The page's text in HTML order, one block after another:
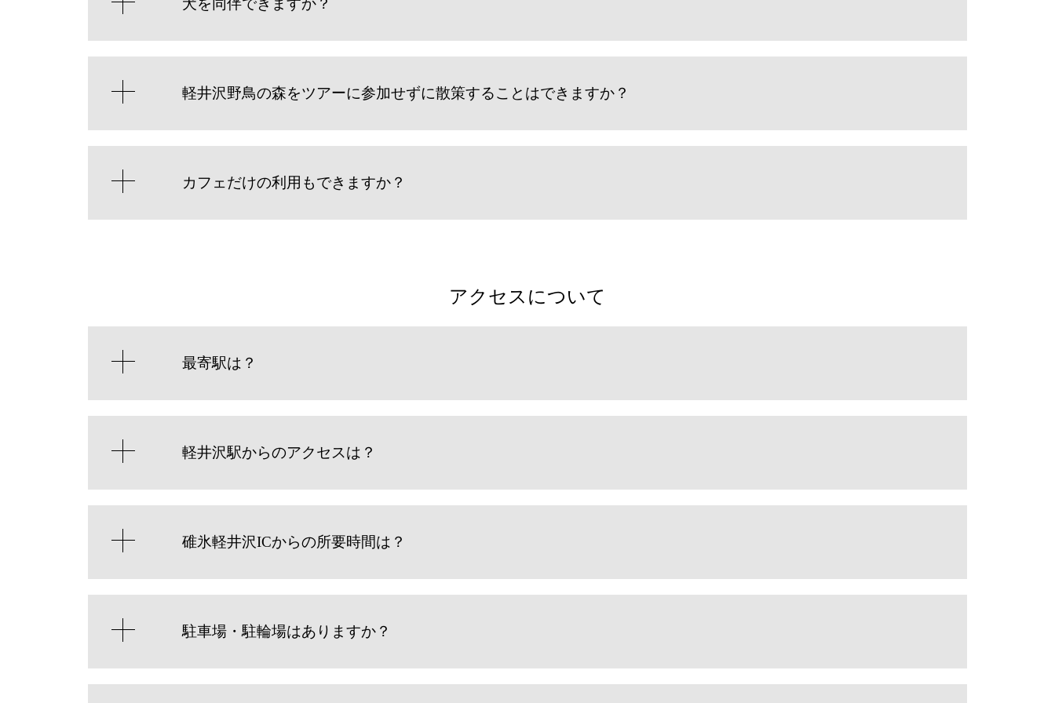
犬を同伴できますか？
軽井沢野鳥の森をツアーに参加せずに散策することはできますか？
カフェだけの利用もできますか？
アクセスについて
最寄駅は？
軽井沢駅からのアクセスは？
碓氷軽井沢ICからの所要時間は？
駐車場・駐輪場はありますか？